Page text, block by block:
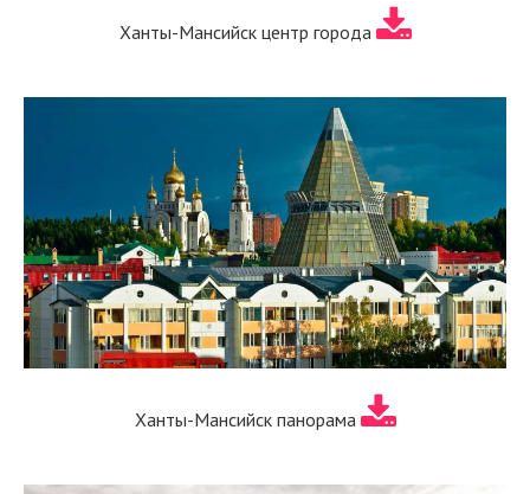
Ханты-Мансийск центр города
Ханты-Мансийск панорама